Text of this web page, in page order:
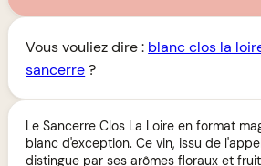
Vous vouliez dire : blanc clos la
sancerre?
Le Sancerre Clos La Loire en format
blanc d'exception. Ce vin, issu de
distingue par ses arômes floraux et